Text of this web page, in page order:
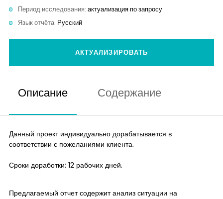
Период исследования: актуализация по запросу
Язык отчёта: Русский
АКТУАЛИЗИРОВАТЬ
Описание Содержание
Данный проект индивидуально дорабатывается в
соответствии с пожеланиями клиента.
Сроки доработки: 12 рабочих дней.
Предлагаемый отчет содержит анализ ситуации на